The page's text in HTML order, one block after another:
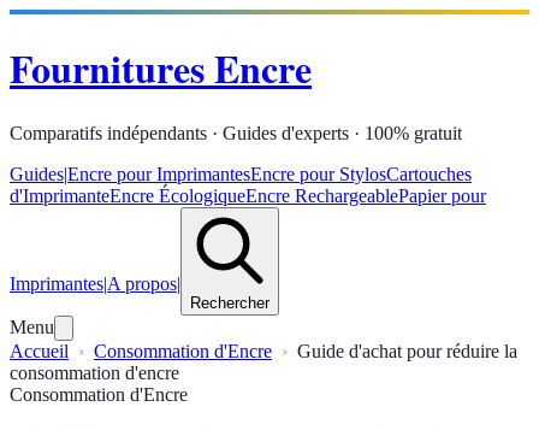
Fournitures Encre
Comparatifs indépendants · Guides d'experts · 100% gratuit
Guides|Encre pour ImprimantesEncre pour StylosCartouches
d'ImprimanteEncre ÉcologiqueEncre RechargeablePapier pour
Imprimantes|A propos|
Rechercher
Menu
Accueil
Consommation d'Encre
Guide d'achat pour réduire la
consommation d'encre
Consommation d'Encre